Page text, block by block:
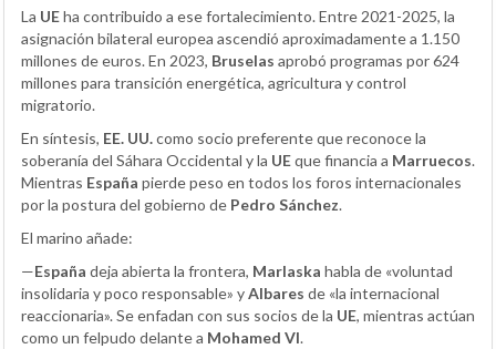
La UEha contribuido a ese fortalecimiento. Entre 2021-2025, la
asignación bilateral europea ascendió aproximadamente a 1.150
millones de euros. En 2023, Bruselas aprobó programas por 624
millones para transición energética, agricultura y control
migratorio.
En síntesis, EE. UU.como socio preferente que reconoce la
soberanía del Sáhara Occidental y la UEque financia a Marruecos.
Mientras España pierde peso en todos los foros internacionales
por la postura del gobierno de Pedro Sánchez.
El marino añade:
—España deja abierta la frontera, Marlaska habla de «voluntad
insolidaria y poco responsable» yAlbares de «la internacional
reaccionaria». Se enfadan con sus socios de la UE, mientras actúan
como un felpudo delante a Mohamed VI.